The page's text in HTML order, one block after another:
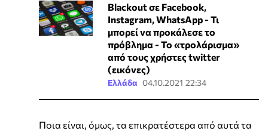
Blackout σε Facebook,
Instagram, WhatsApp - Τι
μπορεί να προκάλεσε το
πρόβλημα - Το «τρολάρισμα»
από τους χρήστες twitter
(εικόνες)
Ελλάδα 04.10.2021 22:34
Ποια είναι, όμως, τα επικρατέστερα από αυτά τα